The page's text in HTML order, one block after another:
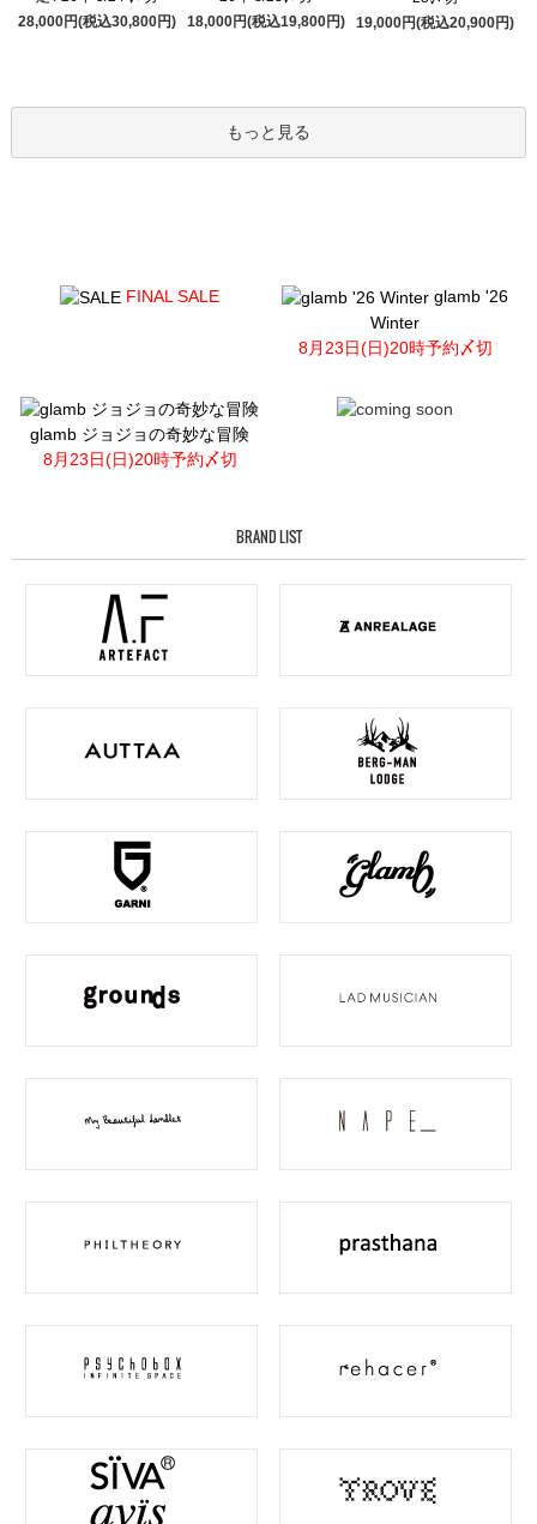
28,000円(税込30,800円)
18,000円(税込19,800円)
19,000円(税込20,900円)
もっと見る
FINAL SALE
glamb '26
Winter
8月23日(日)20時予約〆切
glamb ジョジョの奇妙な冒険
8月23日(日)20時予約〆切
BRAND LIST